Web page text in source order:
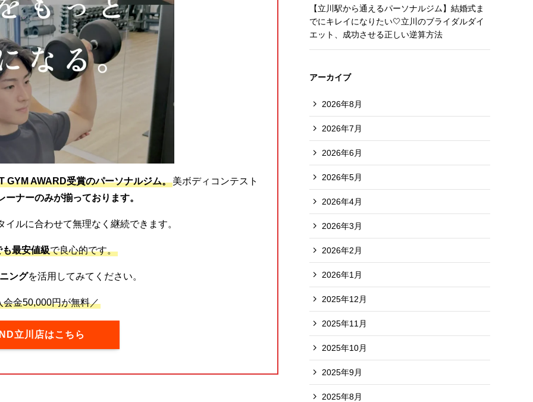
GYM AWARD受賞のパーソナルジム。美ボディコンテスト
ーナーのみが揃っております。
ルに合わせて無理なく継続できます。
最安値級で良心的です。
ングを活用してみてください。
会金50,000円が無料／
立川店はこちら
【立川駅から通えるパーソナルジム】結婚式ま
でにキレイになりたい🤍立川のブライダルダイ
エット、成功させる正しい逆算方法
アーカイブ
2026年8月
2026年7月
2026年6月
2026年5月
2026年4月
2026年3月
2026年2月
2026年1月
2025年12月
2025年11月
2025年10月
2025年9月
2025年8月